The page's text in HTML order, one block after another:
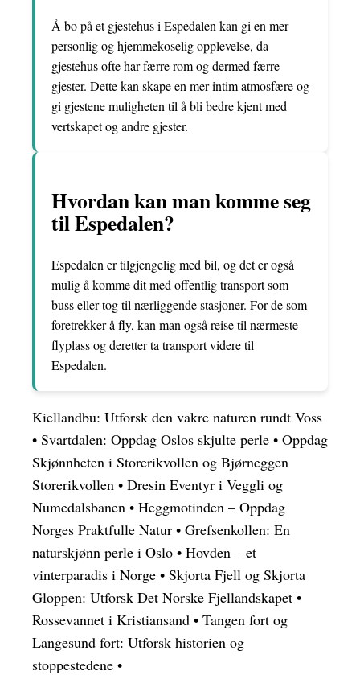
Å bo på et gjestehus i Espedalen kan gi en mer
personlig og hjemmekoselig opplevelse, da
gjestehus ofte har færre rom og dermed færre
gjester. Dette kan skape en mer intim atmosfære og
gi gjestene muligheten til å bli bedre kjent med
vertskapet og andre gjester.
Hvordan kan man komme seg
til Espedalen?
Espedalen er tilgjengelig med bil, og det er også
mulig å komme dit med offentlig transport som
buss eller tog til nærliggende stasjoner. For de som
foretrekker å fly, kan man også reise til nærmeste
flyplass og deretter ta transport videre til
Espedalen.
Kiellandbu: Utforsk den vakre naturen rundt Voss
• Svartdalen: Oppdag Oslos skjulte perle • Oppdag
Skjønnheten i Storerikvollen og Bjørneggen
Storerikvollen • Dresin Eventyr i Veggli og
Numedalsbanen • Heggmotinden – Oppdag
Norges Praktfulle Natur • Grefsenkollen: En
naturskjønn perle i Oslo • Hovden – et
vinterparadis i Norge • Skjorta Fjell og Skjorta
Gloppen: Utforsk Det Norske Fjellandskapet •
Rossevannet i Kristiansand • Tangen fort og
Langesund fort: Utforsk historien og
stoppestedene •